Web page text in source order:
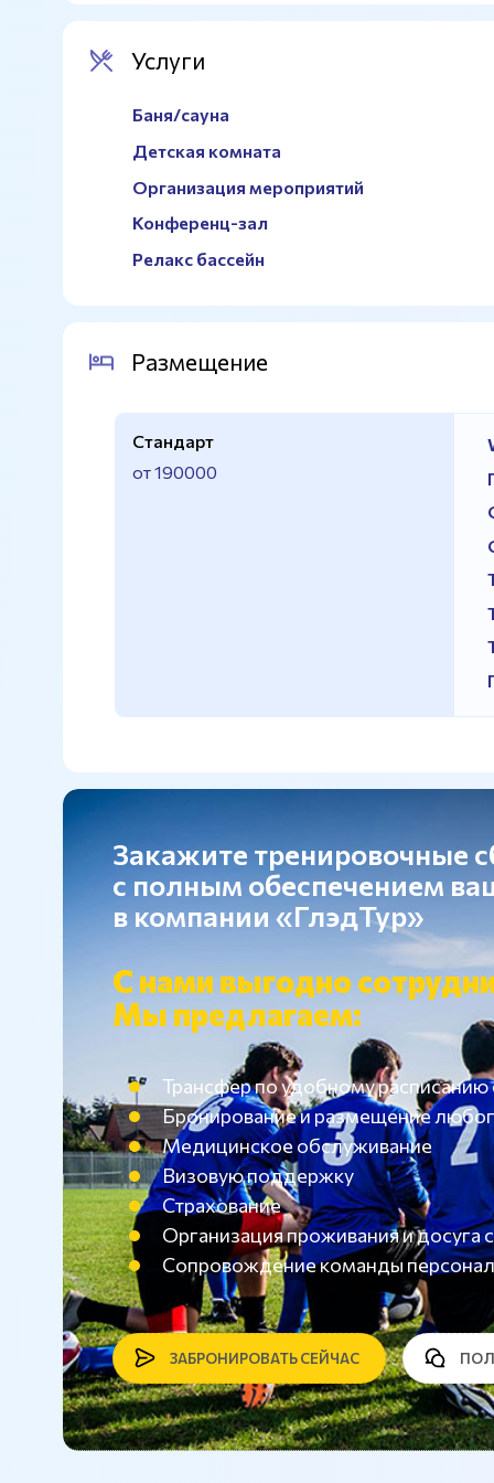
Услуги
Баня/сауна
Детская комната
Организация мероприятий
Конференц-зал
Релакс бассейн
Размещение
Стандарт
от 190000
Закажите тренировочные
с полным обеспечением
в компании «ГлэдТур»
С нами выгодно
Мы предлагаем:
Трансфер по удобному
Бронирование и размещение
Медицинское обслуживание
Визовую поддержку
Страхование
Организация проживания и
Сопровождение команды
ЗАБРОНИРОВАТЬ СЕЙЧАС